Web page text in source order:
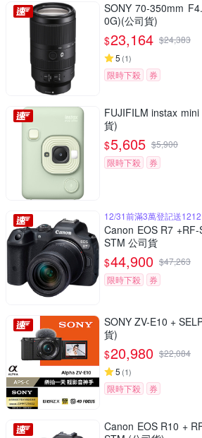
SONY 70-350mm
0G)(公司貨)
$23,164 $24,383
5 (1)
限時下殺 券
FUJIFILM instax
貨)
$5,605 $5,900
限時下殺
券
12/31前滿3萬登記送1212
Canon EOS R7
STM 公司貨
$44,900 $47,263
限時下殺
券
SONY ZV-E10 +
貨)
$20,980 $22,084
5 (1)
限時下殺 券
Canon EOS R10 +